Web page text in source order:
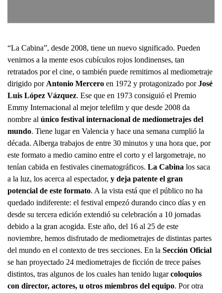
“La Cabina”, desde 2008, tiene un nuevo significado. Pueden
venirnos a la mente esos cubículos rojos londinenses, tan
retratados por el cine, o también puede remitirnos al mediometraje
dirigido por Antonio Mercero en 1972 y protagonizado porJosé
Luis López Vázquez. Ese que en 1973 consiguió el Premio
Emmy Internacional al mejor telefilm y que desde 2008 da
nombre al único festival internacional de mediometrajes del
mundo. Tiene lugar en Valencia y hace una semana cumplió la
década. Alberga trabajos de entre 30 minutos y una hora que, por
este formato a medio camino entre el corto y el largometraje, no
tenían cabida en festivales cinematográficos. La Cabina los saca
a la luz, los acerca al espectador, y deja patente el gran
potencial de este formato. A la vista está que el público no ha
quedado indiferente: el festival empezó durando cinco días y en
desde su tercera edición extendió su celebración a 10 jornadas
debido a la gran acogida. Este año, del 16 al 25 de este
noviembre, hemos disfrutado de mediometrajes de distintas partes
del mundo en el contexto de tres secciones. En la Sección Oficial
se han proyectado 24 mediometrajes de ficción de trece países
distintos, tras algunos de los cuales han tenido lugarcoloquios
con director, actores, u otros miembros del equipo. Por otra